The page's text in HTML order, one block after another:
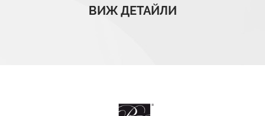
ВИЖ ДЕТАЙЛИ